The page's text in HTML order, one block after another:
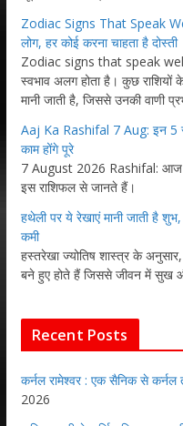
Zodiac Signs That Speak
लोग, हर कोई करना चाहता है दोस्ती
Zodiac signs that speak well:
स्वभाव अलग होता है। कुछ
मानी जाती है, जिससे उनकी वाणी
Aaj Ka Rashifal 7 Aug: इन 5
काम होंगे पूरे
7 August 2026 Rashifal: आज
इस राशिफल से जानते हैं।
हथेली पर ये रेखाएं मानी जाती है
कमी
हस्तरेखा ज्योतिष शास्त्र के
बने हुए होते हैं जिससे जीवन में सुख
Recent Posts
कर्नल रामेश्वर : एक सैनिक से कर्नल
2026